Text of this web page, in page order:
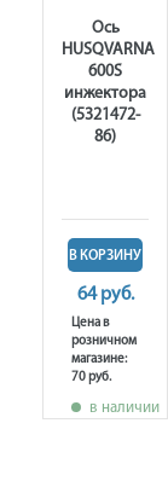
Ось
HUSQVARNA
600S
инжектора
(5321472-
86)
В КОРЗИНУ
64 руб.
Цена в
розничном
магазине:
70 руб.
в наличии